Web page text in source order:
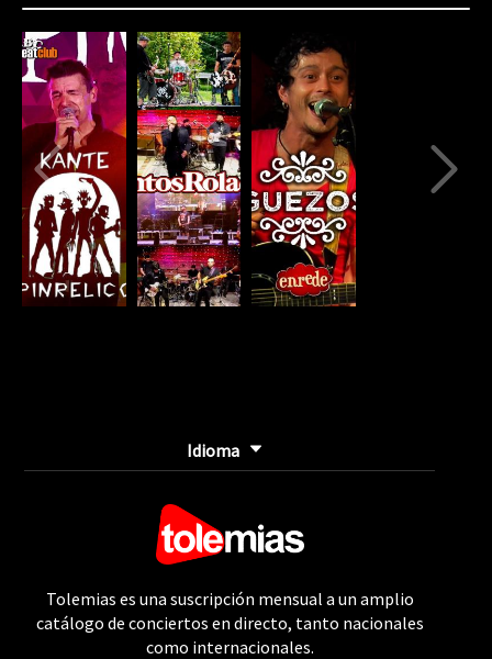
Complete
(danger)
Idioma
Tolemias es una suscripción mensual a un amplio
catálogo de conciertos en directo, tanto nacionales
como internacionales.